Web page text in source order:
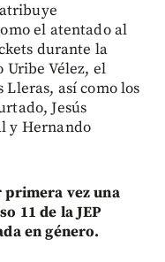
el atentado al
durante la
Uribe Vélez, el
Lleras, así como los
Jesús
y Hernando
vez una
11 de la JEP
en género.